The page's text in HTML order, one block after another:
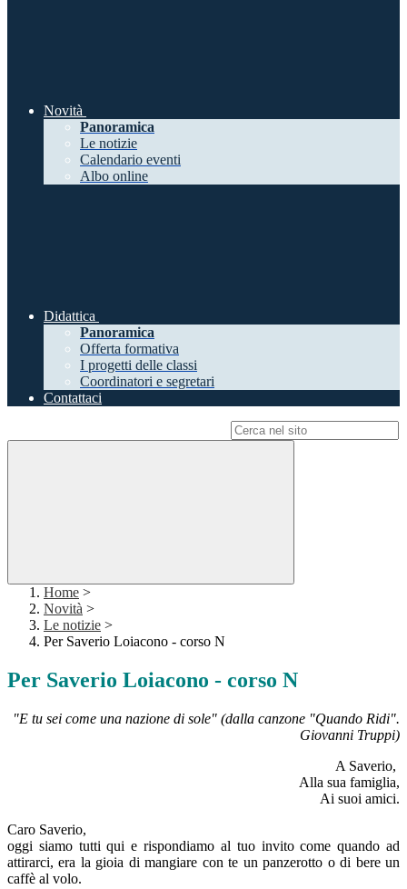
Novità
Panoramica
Le notizie
Calendario eventi
Albo online
Didattica
Panoramica
Offerta formativa
I progetti delle classi
Coordinatori e segretari
Contattaci
Home >
Novità >
Le notizie >
Per Saverio Loiacono - corso N
Per Saverio Loiacono - corso N
"E tu sei come una nazione di sole" (dalla canzone "Quando Ridi".
Giovanni Truppi)
A Saverio,
Alla sua famiglia,
Ai suoi amici.
Caro Saverio,
oggi siamo tutti qui e rispondiamo al tuo invito come quando ad
attirarci, era la gioia di mangiare con te un panzerotto o di bere un
caffè al volo.